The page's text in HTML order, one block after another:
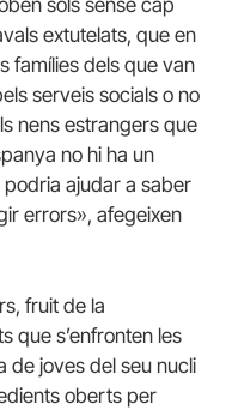
extutelats, que en
famílies dels que van
serveis socials o no
nens estrangers que
no hi ha un
podria ajudar a saber
errors», afegeixen
fruit de la
que s’enfronten les
de joves del seu nucli
oberts per